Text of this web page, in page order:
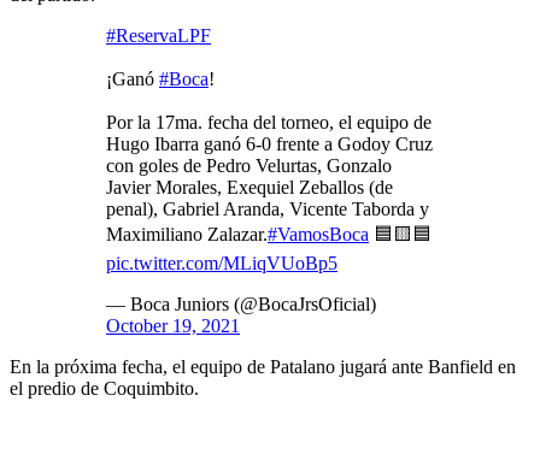
#ReservaLPF
¡Ganó #Boca!
Por la 17ma. fecha del torneo, el equipo de
Hugo Ibarra ganó 6-0 frente a Godoy Cruz
con goles de Pedro Velurtas, Gonzalo
Javier Morales, Exequiel Zeballos (de
penal), Gabriel Aranda, Vicente Taborda y
Maximiliano Zalazar.#VamosBoca 🟦🟨🟦
pic.twitter.com/MLiqVUoBp5
— Boca Juniors (@BocaJrsOficial)
October 19, 2021
En la próxima fecha, el equipo de Patalano jugará ante Banfield en
el predio de Coquimbito.